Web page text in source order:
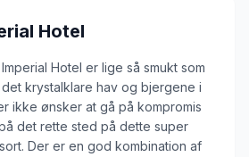
Hotel
Hotel er lige så smukt som
krystalklare hav og bjergene i
ikke ønsker at gå på kompromis
det rette sted på dette super
Der er en god kombination af